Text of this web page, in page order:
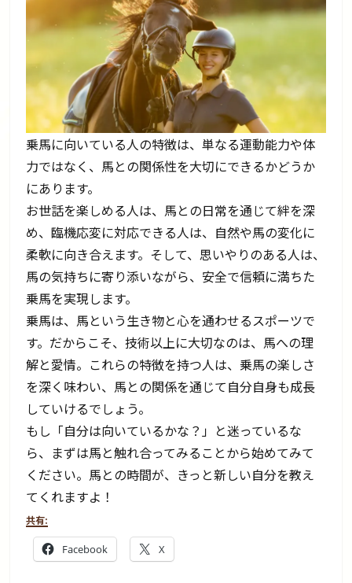
乗馬に向いている人の特徴は、単なる運動能力や体
力ではなく、馬との関係性を大切にできるかどうか
にあります。
お世話を楽しめる人は、馬との日常を通じて絆を深
め、臨機応変に対応できる人は、自然や馬の変化に
柔軟に向き合えます。そして、思いやりのある人は、
馬の気持ちに寄り添いながら、安全で信頼に満ちた
乗馬を実現します。
乗馬は、馬という生き物と心を通わせるスポーツで
す。だからこそ、技術以上に大切なのは、馬への理
解と愛情。これらの特徴を持つ人は、乗馬の楽しさ
を深く味わい、馬との関係を通じて自分自身も成長
していけるでしょう。
もし「自分は向いているかな？」と迷っているな
ら、まずは馬と触れ合ってみることから始めてみて
ください。馬との時間が、きっと新しい自分を教え
てくれますよ！
共有:
Facebook X